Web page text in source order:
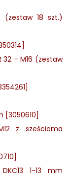
18 szt.)
– M16 (zestaw
[3050610]
z sześcioma
1-13 mm